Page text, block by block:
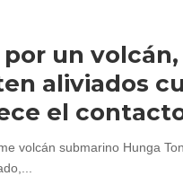
un
aliviados
el
volcán submarino Hunga